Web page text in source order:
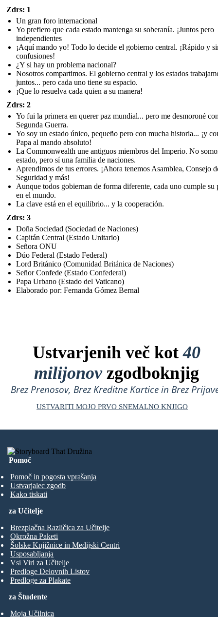
Zdrs: 1
Un gran foro internacional
Yo prefiero que cada estado mantenga su soberanía. ¡Juntos pero
independientes
¡Aquí mando yo! Todo lo decide el gobierno central. ¡Rápido y
confusiones!
¿Y si hay un problema nacional?
Nosotros compartimos. El gobierno central y los estados
juntos... pero cada uno tiene su espacio.
¡Que lo resuelva cada quien a su manera!
Zdrs: 2
Yo fui la primera en querer paz mundial... pero me desmoroné
Segunda Guerra.
Yo soy un estado único, pequeño pero con mucha historia... ¡y
Papa al mando absoluto!
La Commonwealth une antiguos miembros del Imperio. No
estado, pero sí una familia de naciones.
Aprendimos de tus errores. ¡Ahora tenemos Asamblea, Consejo
Seguridad y más!
Aunque todos gobiernan de forma diferente, cada uno cumple su
en el mundo.
La clave está en el equilibrio... y la cooperación.
Zdrs: 3
Doña Sociedad (Sociedad de Naciones)
Capitán Central (Estado Unitario)
Señora ONU
Dúo Federal (Estado Federal)
Lord Británico (Comunidad Británica de Naciones)
Señor Confede (Estado Confederal)
Papa Urbano (Estado del Vaticano)
Elaborado por: Fernanda Gómez Bernal
Ustvarjenih več kot40
milijonovzgodboknjig
Brez Prenosov, Brez Kreditne Kartice in Brez
USTVARITI MOJO PRVO SNEMALNO KNJIGO
Pomoč
Pomoč in pogosta vprašanja
Ustvarjalec zgodb
Kako tiskati
za Študente
Moja Učilnica
za Učitelje
Brezplačna Različica za Učitelje
Okrožna Paketi
Šolske Knjižnice in Medijski Centri
Usposabljanja
Vsi Viri za Učitelje
Predloge Delovnih Listov
Predloge za Plakate